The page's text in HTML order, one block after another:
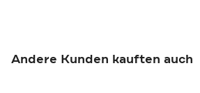
Andere Kunden kauften auch